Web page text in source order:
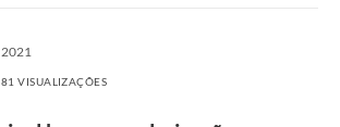
2021
VISUALIZAÇÕES